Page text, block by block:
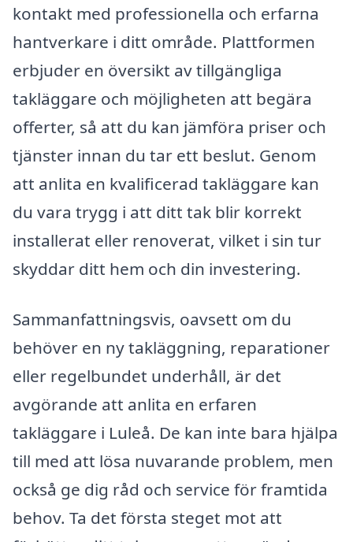
kontakt med professionella och erfarna
hantverkare i ditt område. Plattformen
erbjuder en översikt av tillgängliga
takläggare och möjligheten att begära
offerter, så att du kan jämföra priser och
tjänster innan du tar ett beslut. Genom
att anlita en kvalificerad takläggare kan
du vara trygg i att ditt tak blir korrekt
installerat eller renoverat, vilket i sin tur
skyddar ditt hem och din investering.
Sammanfattningsvis, oavsett om du
behöver en ny takläggning, reparationer
eller regelbundet underhåll, är det
avgörande att anlita en erfaren
takläggare i Luleå. De kan inte bara hjälpa
till med att lösa nuvarande problem, men
också ge dig råd och service för framtida
behov. Ta det första steget mot att